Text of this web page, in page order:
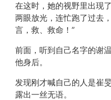
在这时，她的视野里出现
两眼放光，连忙跑了过去
言，救、救命！”
前面，听到自己名字的谢
他身后。
发现刚才喊自己的人是崔
露出一丝无语。